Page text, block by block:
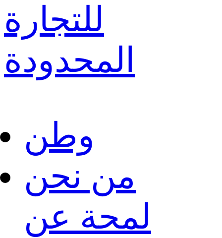
للتجارة
المحدودة
وطن
من نحن
لمحة عن